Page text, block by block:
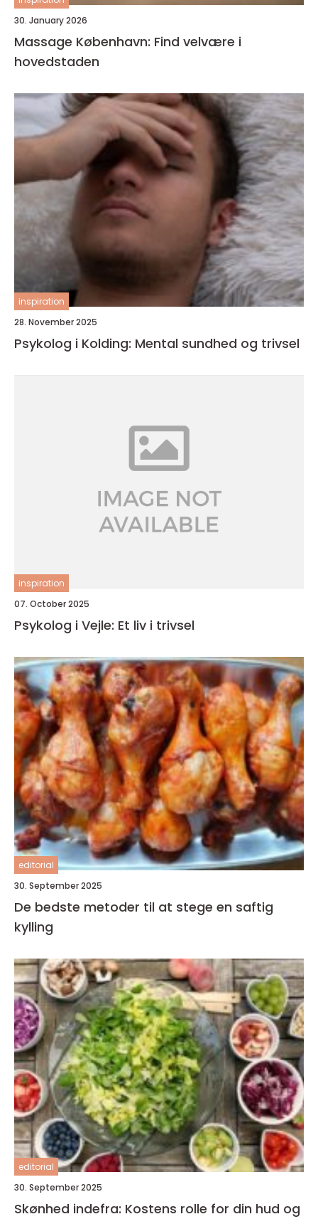
30. January 2026
Massage København: Find velvære i
hovedstaden
inspiration
28. November 2025
Psykolog i Kolding: Mental sundhed og trivsel
inspiration
07. October 2025
Psykolog i Vejle: Et liv i trivsel
editorial
30. September 2025
De bedste metoder til at stege en saftig
kylling
editorial
30. September 2025
Skønhed indefra: Kostens rolle for din hud og